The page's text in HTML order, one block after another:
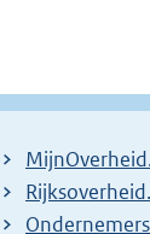
E
x
E